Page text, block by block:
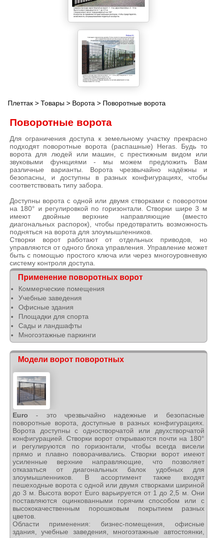
Плеттак >Товары > Ворота > Поворотные ворота
Поворотные ворота
Для ограничения доступа к земельному участку прекрасно
подходят поворотные ворота (распашные) Heras. Будь то
ворота для людей или машин, с престижным видом или
звуковыми функциями - мы можем предложить Вам
различные варианты. Ворота чрезвычайно надёжны и
безопасны, и доступны в разных конфигурациях, чтобы
соответствовать типу забора.
Доступны ворота с одной или двумя створками с поворотом
на 180° и регулировкой по горизонтали. Створки шире 3 м
имеют двойные верхние направляющие (вместо
диагональных распорок), чтобы предотвратить возможность
подняться на ворота для злоумышленников.
Створки ворот работают от отдельных приводов, но
управляются от одного блока управления. Управление может
быть с помощью простого ключа или через многоуровневую
систему контроля доступа.
Применение поворотных ворот
Коммерческие помещения
Учебные заведения
Офисные здания
Площадки для спорта
Сады и ландшафты
Многоэтажные паркинги
Модели ворот поворотных
Euro - это чрезвычайно надежные и безопасные
поворотные ворота, доступные в разных конфигурациях.
Ворота доступны с одностворчатой или двухстворчатой
конфигурацией. Створки ворот открываются почти на 180°
и регулируются по горизонтали, чтобы всегда висели
прямо и плавно поворачивались. Створки ворот имеют
усиленные верхние направляющие, что позволяет
отказаться от диагональных балок удобных для
злоумышленников. В ассортимент также входят
пешеходные ворота с одной или двумя створками шириной
до 3 м. Высота ворот Euro варьируется от 1 до 2,5 м. Они
поставляются оцинкованными горячим способом или с
высококачественным порошковым покрытием разных
цветов.
Области применения: бизнес-помещения, офисные
здания, учебные заведения, многоэтажные автостоянки,